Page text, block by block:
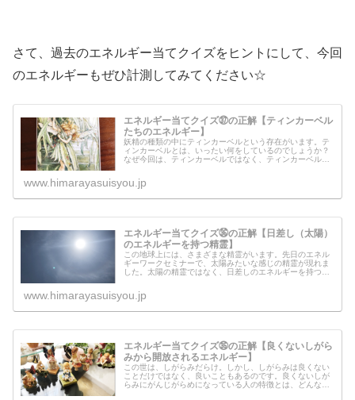
さて、過去のエネルギー当てクイズをヒントにして、今回
のエネルギーもぜひ計測してみてください☆
エネルギー当てクイズ㊲の正解【ティンカーベル
たちのエネルギー】
妖精の種類の中にティンカーベルという存在がいます。テ
ィンカーベルとは、いったい何をしているのでしょうか？
なぜ今回は、ティンカーベルではなく、ティンカーベルた
www.himarayasuisyou.jp
エネルギー当てクイズ㊱の正解【日差し（太陽）
のエネルギーを持つ精霊】
この地球上には、さまざまな精霊がいます。先日のエネル
ギーワークセミナーで、太陽みたいな感じの精霊が現れま
した。太陽の精霊ではなく、日差しのエネルギーを持つ精
www.himarayasuisyou.jp
エネルギー当てクイズ㉟の正解【良くないしがら
みから開放されるエネルギー】
この世は、しがらみだらけ。しかし、しがらみは良くない
ことだけではなく、良いこともあるのです。良くないしが
らみにがんじがらめになっている人の特徴とは、どんなタ